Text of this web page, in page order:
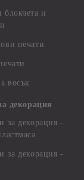
и
печати
восък
декорация
за декорация -
за декорация -